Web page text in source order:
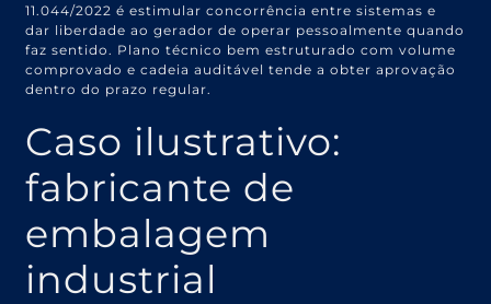
11.044/2022 é estimular concorrência entre sistemas e
dar liberdade ao gerador de operar pessoalmente quando
faz sentido. Plano técnico bem estruturado com volume
comprovado e cadeia auditável tende a obter aprovação
dentro do prazo regular.
Caso ilustrativo:
fabricante de
embalagem
industrial